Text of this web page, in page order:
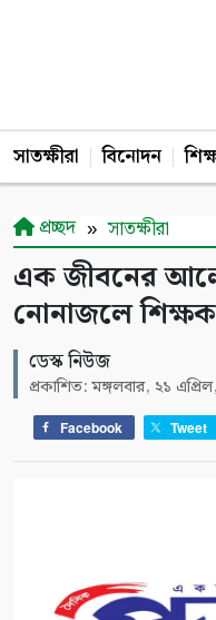
সাতক্ষীরা বিনোদন
প্রচ্ছদ সাতক্ষীরা
এক জীবনের
নোনাজলে শিক্ষক
ডেস্ক নিউজ
প্রকাশিত: মঙ্গলবার, ২১
Facebook Tweet